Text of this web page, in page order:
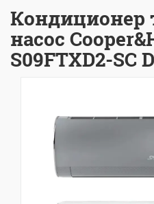
Кондиционер
насос
S09FTXD2-SC